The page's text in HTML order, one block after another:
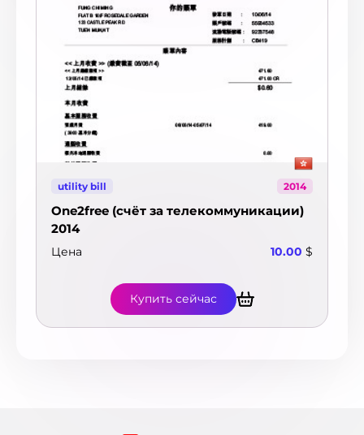
utility bill 2014
One2free (счёт за телекоммуникации)
2014
Цена 10.00 $
Купить сейчас